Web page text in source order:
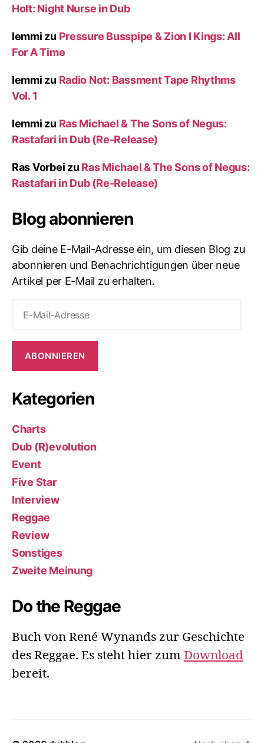
Holt: Night Nurse in Dub
lemmi zu Pressure Busspipe & Zion I Kings: All
For A Time
lemmi zu Radio Not: Bassment Tape Rhythms
Vol. 1
lemmi zu Ras Michael & The Sons of Negus:
Rastafari in Dub (Re-Release)
Ras Vorbei zu Ras Michael & The Sons of Negus:
Rastafari in Dub (Re-Release)
Blog abonnieren
Gib deine E-Mail-Adresse ein, um diesen Blog zu
abonnieren und Benachrichtigungen über neue
Artikel per E-Mail zu erhalten.
Mail-
ABONNIEREN
Kategorien
Charts
Dub (R)evolution
Event
Five Star
Interview
Reggae
Review
Sonstiges
Zweite Meinung
Do the Reggae
Buch von René Wynands zur Geschichte
des Reggae. Es steht hier zum Download
bereit.